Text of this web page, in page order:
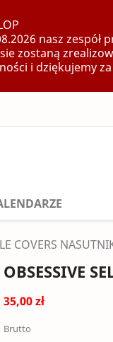
nasz zespół
zostaną
i dziękujemy
COVERS
OBSESSIVE
35,00 zł
Brutto